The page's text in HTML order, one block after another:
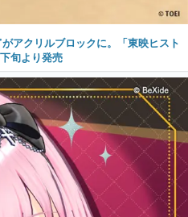
アクリルブロックに。「東映ヒスト
旬より発売